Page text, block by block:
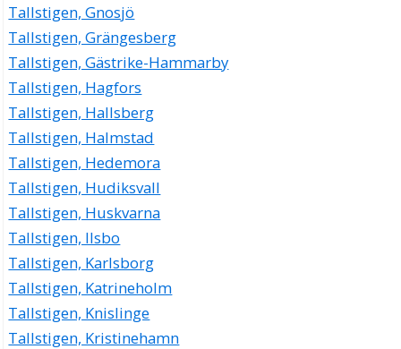
Tallstigen, Gnosjö
Tallstigen, Grängesberg
Tallstigen, Gästrike-Hammarby
Tallstigen, Hagfors
Tallstigen, Hallsberg
Tallstigen, Halmstad
Tallstigen, Hedemora
Tallstigen, Hudiksvall
Tallstigen, Huskvarna
Tallstigen, Ilsbo
Tallstigen, Karlsborg
Tallstigen, Katrineholm
Tallstigen, Knislinge
Tallstigen, Kristinehamn